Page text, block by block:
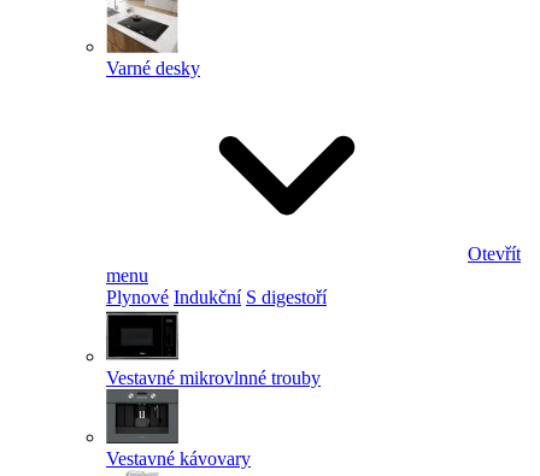
Varné desky
Otevřít
menu
Plynové Indukční S digestoří
Vestavné mikrovlnné trouby
Vestavné kávovary